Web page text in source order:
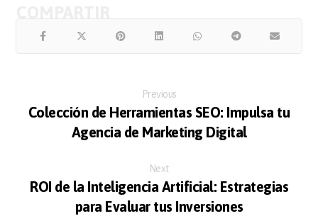
Previous
Colección de Herramientas SEO: Impulsa tu
Agencia de Marketing Digital
Next
ROI de la Inteligencia Artificial: Estrategias
para Evaluar tus Inversiones